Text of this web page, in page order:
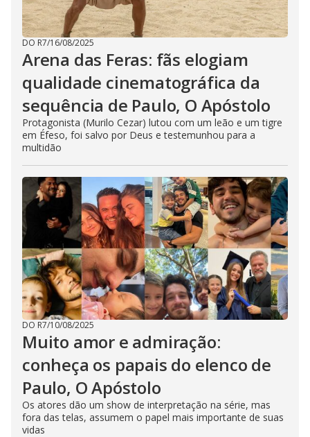
DO R7/16/08/2025
Arena das Feras: fãs elogiam
qualidade cinematográfica da
sequência de Paulo, O Apóstolo
Protagonista (Murilo Cezar) lutou com um leão e um tigre
em Éfeso, foi salvo por Deus e testemunhou para a
multidão
DO R7/10/08/2025
Muito amor e admiração:
conheça os papais do elenco de
Paulo, O Apóstolo
Os atores dão um show de interpretação na série, mas
fora das telas, assumem o papel mais importante de suas
vidas